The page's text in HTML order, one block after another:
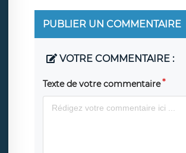
PUBLIER UN COMMENTAIRE
VOTRE COMMENTAIRE :
Texte de votre commentaire